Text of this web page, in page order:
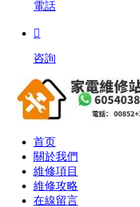
電話

咨詢
首页
關於我們
維修項目
維修攻略
在線留言